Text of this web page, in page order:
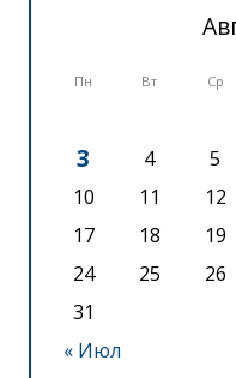
Пн Вт Ср
« Июл
3 4 5
10
11 12
17
18 19
24
25 26
31